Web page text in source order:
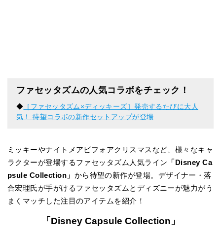
ファセッタズムの人気コラボをチェック！
◆ ［ファセッタズム×ディッキーズ］発売するたびに大人
気！ 待望コラボの新作セットアップが登場
ミッキーやナイトメアビフォアクリスマスなど、様々なキャ
ラクターが登場するファセッタズム人気ライン 「Disney Ca
psule Collection」 から待望の新作が登場。デザイナー・落
合宏理氏が手がけるファセッタズムとディズニーが魅力がう
まくマッチした注目のアイテムを紹介！
「 Disney Capsule Collection 」